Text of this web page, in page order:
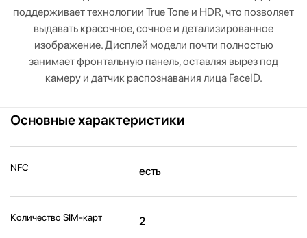
поддерживает технологии True Tone и HDR, что позволяет
выдавать красочное, сочное и детализированное
изображение. Дисплей модели почти полностью
занимает фронтальную панель, оставляя вырез под
камеру и датчик распознавания лица FaceID.
Основные характеристики
NFC есть
Количество SIM-карт 2